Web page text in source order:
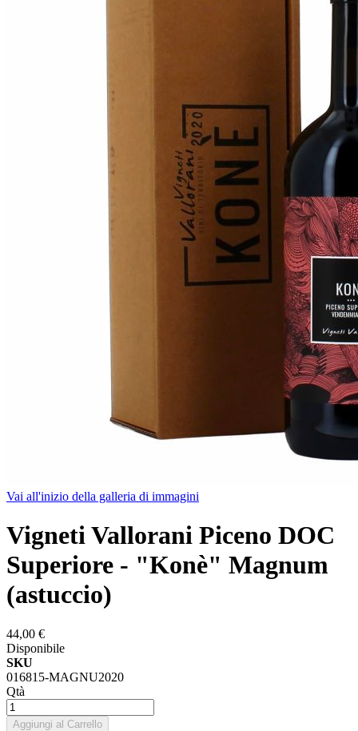
Vai all'inizio della galleria di immagini
Vigneti Vallorani Piceno DOC
Superiore - "Konè" Magnum
(astuccio)
44,00 €
Disponibile
SKU
016815-MAGNU2020
Qtà
Aggiungi al Carrello